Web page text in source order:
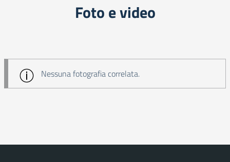
Foto e video
Nessuna fotografia correlata.